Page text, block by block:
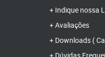
Indique nossa
Avaliações
Downloads (